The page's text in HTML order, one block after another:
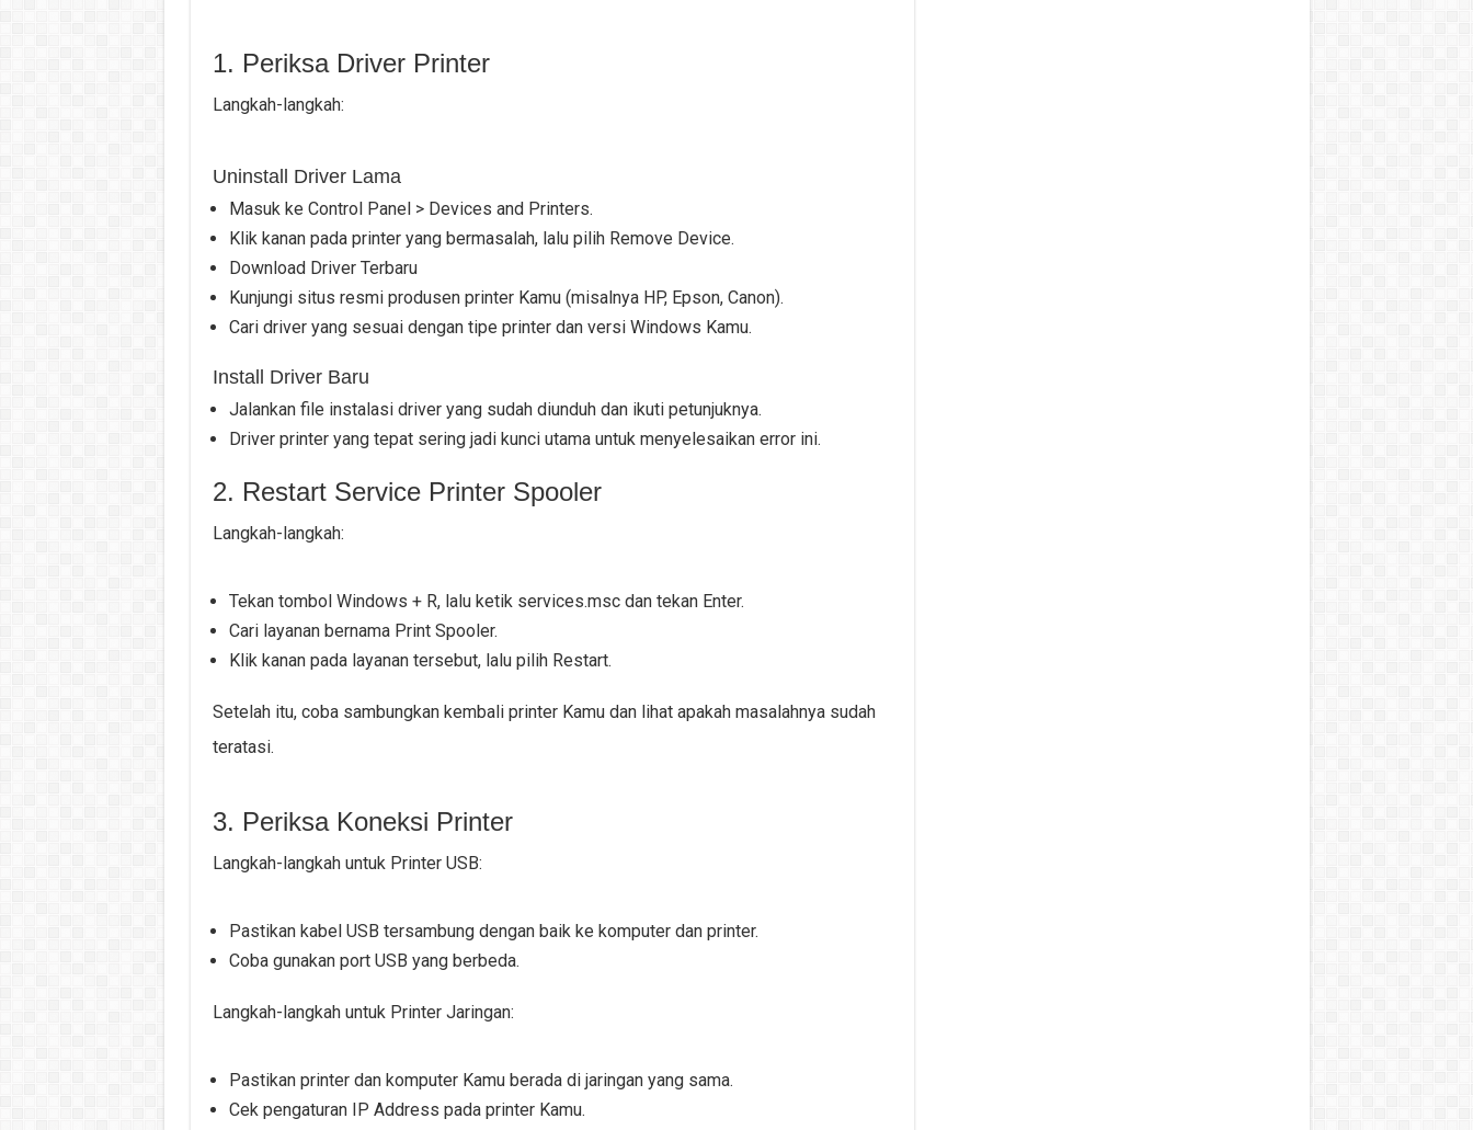
1. Periksa Driver Printer
Langkah-langkah:
Uninstall Driver Lama
Masuk ke Control Panel > Devices and Printers.
Klik kanan pada printer yang bermasalah, lalu pilih Remove Device.
Download Driver Terbaru
Kunjungi situs resmi produsen printer Kamu (misalnya HP, Epson, Canon).
Cari driver yang sesuai dengan tipe printer dan versi Windows Kamu.
Install Driver Baru
Jalankan file instalasi driver yang sudah diunduh dan ikuti petunjuknya.
Driver printer yang tepat sering jadi kunci utama untuk menyelesaikan error ini.
2. Restart Service Printer Spooler
Langkah-langkah:
Tekan tombol Windows + R, lalu ketik services.msc dan tekan Enter.
Cari layanan bernama Print Spooler.
Klik kanan pada layanan tersebut, lalu pilih Restart.
Setelah itu, coba sambungkan kembali printer Kamu dan lihat apakah masalahnya sudah
teratasi.
3. Periksa Koneksi Printer
Langkah-langkah untuk Printer USB:
Pastikan kabel USB tersambung dengan baik ke komputer dan printer.
Coba gunakan port USB yang berbeda.
Langkah-langkah untuk Printer Jaringan:
Pastikan printer dan komputer Kamu berada di jaringan yang sama.
Cek pengaturan IP Address pada printer Kamu.